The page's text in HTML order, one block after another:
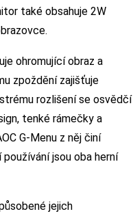
také obsahuje 2W
ohromující obraz a
zpoždění zajišťuje
rozlišení se osvědčí
tenké rámečky a
G-Menu z něj činí
jsou oba herní
jejich